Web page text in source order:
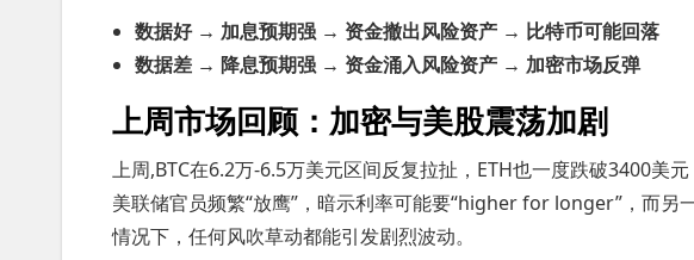
数据好 → 加息预期强 → 资金撤出风险资产 → 比特币可能回落
数据差 → 降息预期强 → 资金涌入风险资产 → 加密市场反弹
上周市场回顾：加密与美股震荡加剧
上周,BTC在6.2万-6.5万美元区间反复拉扯，ETH也一度跌破3400美
美联储官员频繁“放鹰”，暗示利率可能要“higher for longer”，而另
情况下，任何风吹草动都能引发剧烈波动。